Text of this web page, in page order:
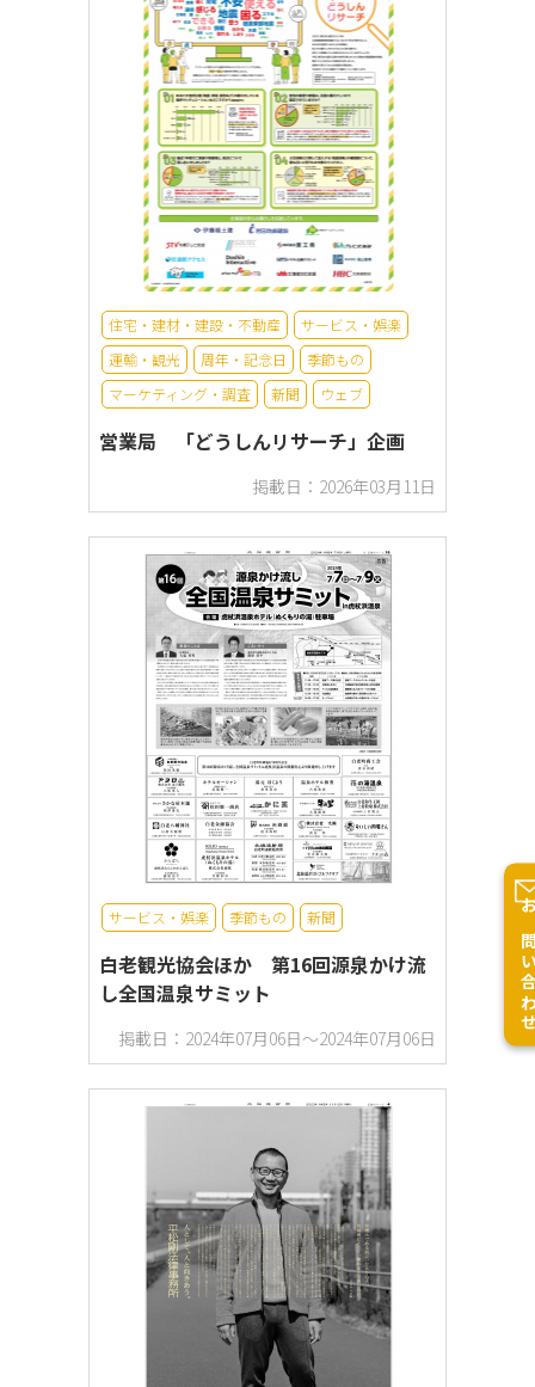
住宅・建材・建設・不動産
サービス・娯楽
運輸・観光
周年・記念日
季節もの
マーケティング・調査
新聞 ウェブ
営業局 「どうしんリサーチ」企画
掲載日：2026年03月11日
サービス・娯楽 季節もの 新聞
白老観光協会ほか 第16回源泉かけ流
し全国温泉サミット
掲載日：2024年07月06日～2024年07月06日
お問